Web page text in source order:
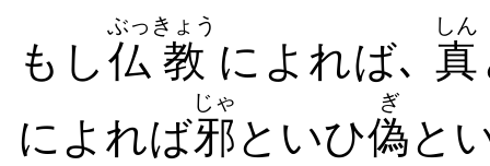
もし 仏
ぶっ
教
きょう
によれば､ 真
しん
によれば邪
じゃ
といひ偽
ぎ
と